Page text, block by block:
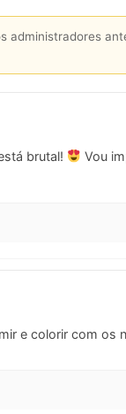
administradores
brutal!
Vou
e colorir com os